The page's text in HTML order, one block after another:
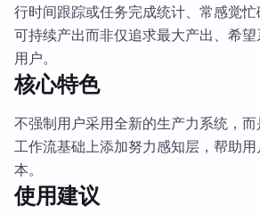
行时间跟踪或任务完成统计、常感觉
可持续产出而非仅追求最大产出、希
用户。
核心特色
不强制用户采用全新的生产力系统，
工作流基础上添加努力感知层，帮助
本。
使用建议